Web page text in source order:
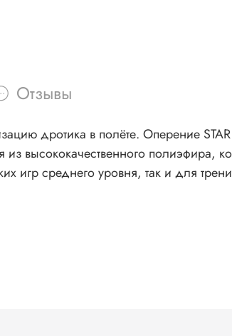
Отзывы
дротика в полёте. Оперение
высококачественного полиэфира,
игр среднего уровня, так и для